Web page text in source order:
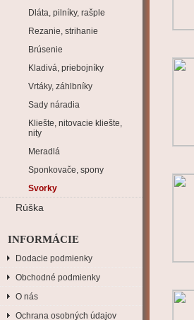
Dláta, pilníky, rašple
Rezanie, strihanie
Brúsenie
Kladivá, priebojníky
Vrtáky, záhlbníky
Sady náradia
Kliešte, nitovacie kliešte,
nity
Meradlá
Sponkovače, spony
Svorky
Rúška
INFORMÁCIE
Dodacie podmienky
Obchodné podmienky
O nás
Ochrana osobných údajov